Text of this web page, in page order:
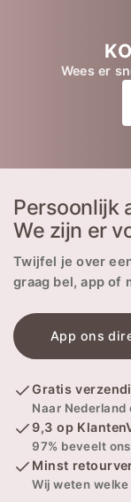
Wees er
Persoonlijk
We zijn er
Twijfel je over
graag bel, app of
App ons
Gratis
Naar Nederland
9,3 op
97% beveelt
Minst
Wij weten